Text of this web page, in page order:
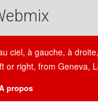
ciel, à gauche, à
or right, from Geneva,
propos